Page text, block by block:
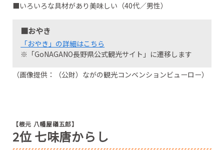
■いろいろな具材があり美味しい（40代／男性）
■おやき
「おやき」の詳細はこちら
※「GoNAGANO長野県公式観光サイト」に遷移します
（画像提供：（公財）ながの観光コンベンションビューロー）
【根元 八幡屋礒五郎】
2位 七味唐からし